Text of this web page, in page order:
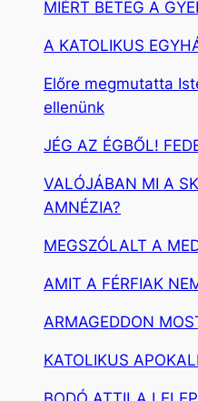
MIÉRT BETEG A
A KATOLIKUS
Előre megmutatta
ellenünk
JÉG AZ ÉGBŐL!
VALÓJÁBAN MI A
AMNÉZIA?
MEGSZÓLALT A
AMIT A FÉRFIAK
ARMAGEDDON
KATOLIKUS